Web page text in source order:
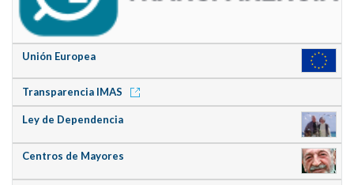
Unión Europea
Transparencia IMAS
Ley de Dependencia
Centros de Mayores